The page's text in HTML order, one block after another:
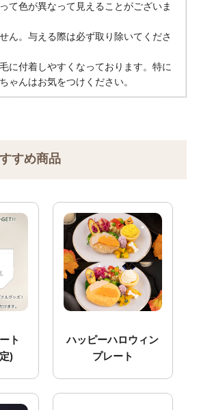
て色が異なって見えることがございま
ん。与える際は必ず取り除いてくださ
に付着しやすくなっております。特に
ゃんはお気をつけください。
すめ商品
ト
)
ハッピーハロウィン
プレート